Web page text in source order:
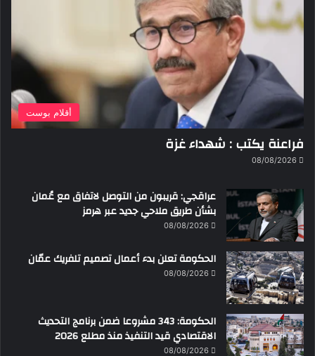
أقلام بوست
فراعنة يكتب : شهداء غزة
08/08/2026
عراقجي: قريبون من التوصل لاتفاق مع عُمان
بشأن طريق ملاحي جديد عبر هرمز
08/08/2026
الحكومة تعلن بدء أعمال تصميم تلفريك عمّان
08/08/2026
الحكومة: 343 مشروعا ضمن برنامج التحديث
الاقتصادي قيد التنفيذ منذ مطلع 2026
08/08/2026